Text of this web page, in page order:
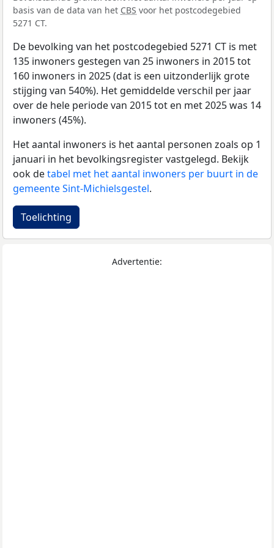
basis van de data van het CBS voor het postcodegebied
5271 CT.
De bevolking van het postcodegebied 5271 CT is met
135 inwoners gestegen van 25 inwoners in 2015 tot
160 inwoners in 2025 (dat is een uitzonderlijk grote
stijging van 540%). Het gemiddelde verschil per jaar
over de hele periode van 2015 tot en met 2025 was 14
inwoners (45%).
Het aantal inwoners is het aantal personen zoals op 1
januari in het bevolkingsregister vastgelegd. Bekijk
ook detabel met het aantal inwoners per buurt in de
gemeente Sint-Michielsgestel.
Toelichting
Advertentie: